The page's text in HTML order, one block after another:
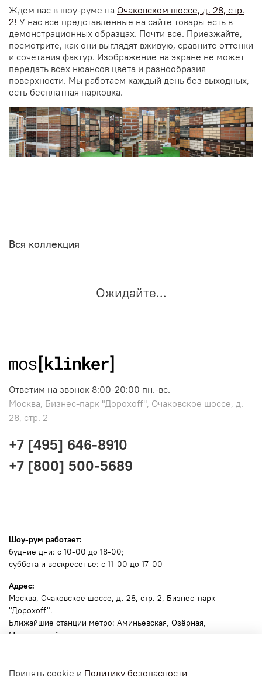
Ждем вас в шоу-руме на Очаковском шоссе, д. 28, стр.
2! У нас все представленные на сайте товары есть в
демонстрационных образцах. Почти все. Приезжайте,
посмотрите, как они выглядят вживую, сравните оттенки
и сочетания фактур. Изображение на экране не может
передать всех нюансов цвета и разнообразия
поверхности. Мы работаем каждый день без выходных,
есть бесплатная парковка.
Вся коллекция
Ожидайте...
Ответим на звонок 8:00-20:00 пн.-вс.
Москва, Бизнес-парк "Дорохоff", Очаковское шоссе, д.
28, стр. 2
+7 [495] 646-8910
+7 [800] 500-5689
Шоу-рум работает:
будние дни: с 10-00 до 18-00;
суббота и воскресенье: с 11-00 до 17-00
Адрес:
Москва, Очаковское шоссе, д. 28, стр. 2, Бизнес-парк
"Дорохоff".
Ближайшие станции метро: Аминьевская, Озёрная,
Мичуринский проспект.
Принять cookie и Политику безопасности